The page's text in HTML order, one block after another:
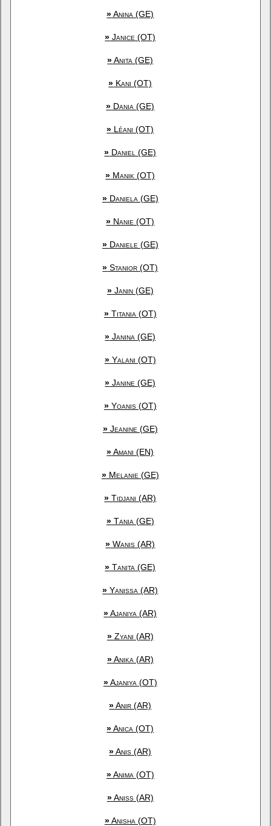
»Anina (GE)
» Janice (OT)
»Anita (GE)
» Kani (OT)
» Dania (GE)
» Léani (OT)
» Daniel (GE)
» Manik (OT)
»Daniela (GE)
» Nanie (OT)
»Daniele (GE)
» Stanior (OT)
»Janin (GE)
»Titania (OT)
» Janina (GE)
»Yalani (OT)
» Janine (GE)
»Yoanis (OT)
»Jeanine (GE)
»Amani (EN)
»Melanie (GE)
» Tidjani (AR)
»Tania (GE)
» Wanis (AR)
» Tanita (GE)
» Yanissa (AR)
»Ajaniya (AR)
»Zyani (AR)
»Anika (AR)
»Ajaniya (OT)
»Anir (AR)
»Anica (OT)
»Anis (AR)
»Anima (OT)
»Aniss (AR)
»Anisha (OT)